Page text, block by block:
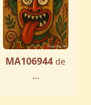
MA106944 de
...